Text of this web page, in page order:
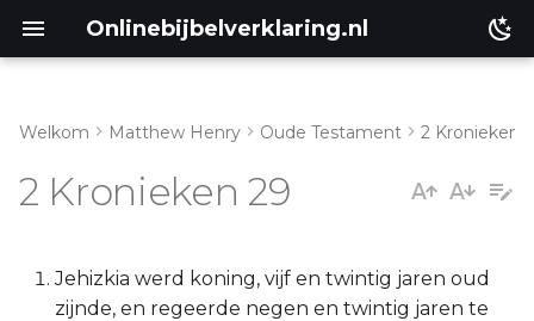
Onlinebijbelverklaring.nl
2 Kronieken 29:12-19
Lukas
Welkom Matthew Henry Oude Testament 2 Kronieken
2 Kronieken 29
Jehizkia werd koning, vijf en twintig jaren oud
zijnde, en regeerde negen en twintig jaren te